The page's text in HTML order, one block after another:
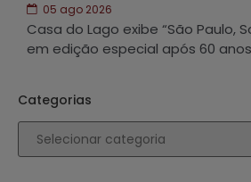
05 ago 2026
Casa do Lago exibe “São Paulo,
em edição especial após 60 anos
Categorias